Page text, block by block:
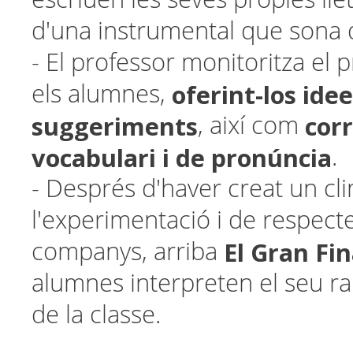
d'una instrumental que sona
- El professor monitoritza el
els alumnes, oferint-los
suggeriments, així com
vocabulari i de pronúncia.
- Després d'haver creat un
l'experimentació i de
companys, arriba El Gran
alumnes interpreten el seu
de la classe.